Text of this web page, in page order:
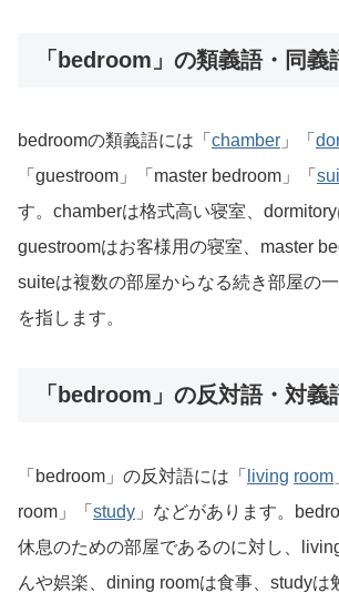
「bedroom」の類義語・同義
bedroomの類義語には「 chamber 」「
「guestroom」「master bedroom」「
す。chamberは格式高い寝室、dormitory
guestroomはお客様用の寝室、master
suiteは複数の部屋からなる続き部屋の
を指します。
「bedroom」の反対語・対義
「bedroom」の反対語には「 living room
room」「 study 」などがあります。
休息のための部屋であるのに対し、
んや娯楽、dining roomは食事、studyは